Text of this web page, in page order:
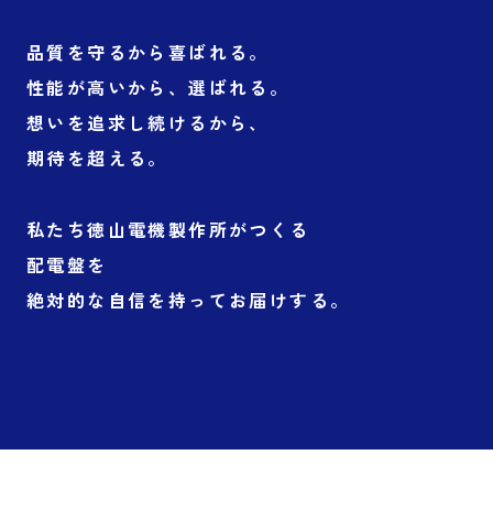
品質を守るから喜ばれる。
性能が高いから、選ばれる。
想いを追求し続けるから、
期待を超える。
私たち徳山電機製作所がつくる
配電盤を
絶対的な自信を持ってお届けする。